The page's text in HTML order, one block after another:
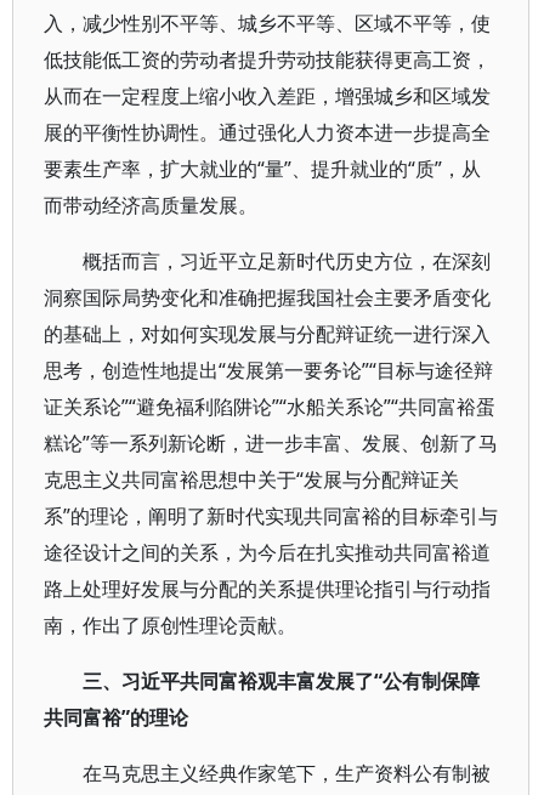
入，减少性别不平等、城乡不平等、区域不平等，使
低技能低工资的劳动者提升劳动技能获得更高工资，
从而在一定程度上缩小收入差距，增强城乡和区域发
展的平衡性协调性。通过强化人力资本进一步提高全
要素生产率，扩大就业的“量”、提升就业的“质”，从
而带动经济高质量发展。
概括而言，习近平立足新时代历史方位，在深刻
洞察国际局势变化和准确把握我国社会主要矛盾变化
的基础上，对如何实现发展与分配辩证统一进行深入
思考，创造性地提出“发展第一要务论”“目标与途径辩
证关系论”“避免福利陷阱论”“水船关系论”“共同富裕蛋
糕论”等一系列新论断，进一步丰富、发展、创新了马
克思主义共同富裕思想中关于“发展与分配辩证关
系”的理论，阐明了新时代实现共同富裕的目标牵引与
途径设计之间的关系，为今后在扎实推动共同富裕道
路上处理好发展与分配的关系提供理论指引与行动指
南，作出了原创性理论贡献。
三、习近平共同富裕观丰富发展了“公有制保障
共同富裕”的理论
在马克思主义经典作家笔下，生产资料公有制被